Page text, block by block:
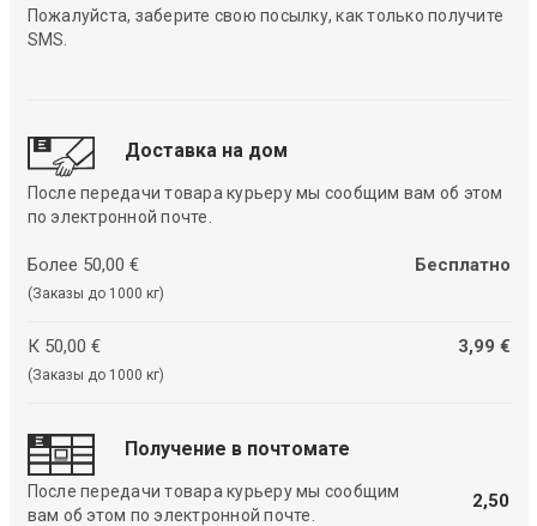
Пожалуйста, заберите свою посылку, как только получите
SMS.
Доставка на дом
После передачи товара курьеру мы сообщим вам об этом
по электронной почте.
Более 50,00 €
(Заказы до 1000 кг)
Бесплатно
К 50,00 €
(Заказы до 1000 кг)
3,99 €
Получение в почтомате
После передачи товара курьеру мы сообщим
вам об этом по электронной почте.
2,50